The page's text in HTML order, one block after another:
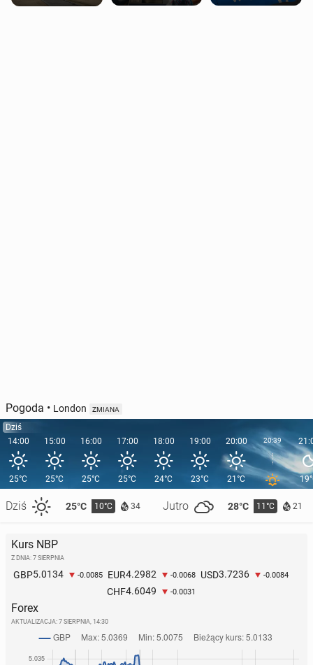
falę upałów w
wady wrodzonej
Ubery pojawią się
Pogoda • London ZMIANA
Dziś
14:00
25°C
Dziś 25°C 10°C 34 Jutro 28°C 11°C 21
15:00
25°C
16:00
25°C
17:00
25°C
18:00
24°C
19:00
23°C
20:00
21°C
20:39
Kurs NBP
Z DNIA: 7 SIERPNIA
GBP5.0134 -0.0085 EUR4.2982 -0.0068 USD3.7236 -0.0084
CHF4.6049 -0.0031
Forex
AKTUALIZACJA: 7 SIERPNIA, 14:30